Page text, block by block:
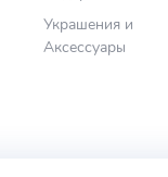
Украшения и
Аксессуары